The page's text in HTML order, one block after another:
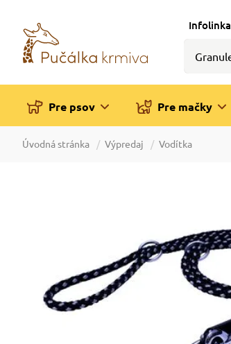
Infolinka
Pre psov Pre mačky
Úvodná stránka Výpredaj Vodítka